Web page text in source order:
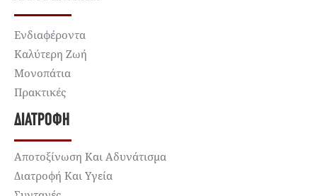
Ενδιαφέροντα
Καλύτερη Ζωή
Μονοπάτια
Πρακτικές
ΔΙΑΤΡΟΦΉ
Αποτοξίνωση Και Αδυνάτισμα
Διατροφή Και Υγεία